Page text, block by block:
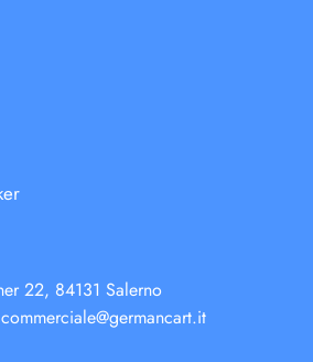
22, 84131 Salerno
commerciale@germancart.it